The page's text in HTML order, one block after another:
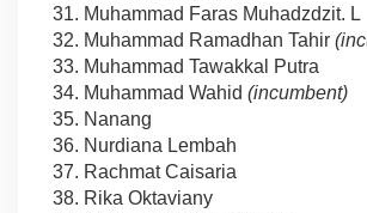
Muhammad Faras Muhadzdzit. L
Muhammad Ramadhan Tahir
Muhammad Tawakkal Putra
Muhammad Wahid (incumbent)
Nanang
Nurdiana Lembah
Rachmat Caisaria
Rika Oktaviany